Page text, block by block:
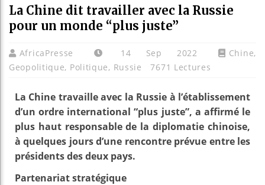
La Chine dit travailler avec la Russie
pour un monde “plus juste”
AfricaPresse 14 Sep 2022 Chine,
Geopolitique, Politique, Russie 7671 Lectures
La Chine travaille avec la Russie à l’établissement
d’un ordre international “plus juste”, a affirmé le
plus haut responsable de la diplomatie chinoise,
à quelques jours d’une rencontre prévue entre les
présidents des deux pays.
Partenariat stratégique